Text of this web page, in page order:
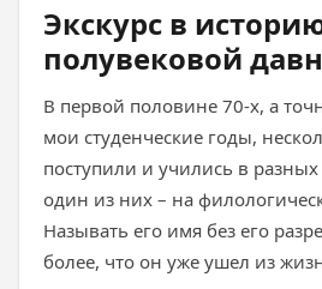
Экскурс в
полувековой
В первой половине 70-х, а
мои студенческие годы,
поступили и учились в
один из них – на
Называть его имя без его
более, что он уже ушел из